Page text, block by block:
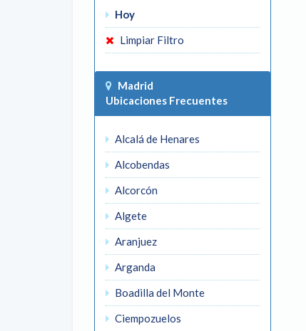
Hoy
Limpiar Filtro
Madrid
Ubicaciones Frecuentes
Alcalá de Henares
Alcobendas
Alcorcón
Algete
Aranjuez
Arganda
Boadilla del Monte
Ciempozuelos